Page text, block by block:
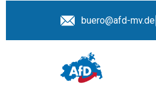
buero@afd-mv.de